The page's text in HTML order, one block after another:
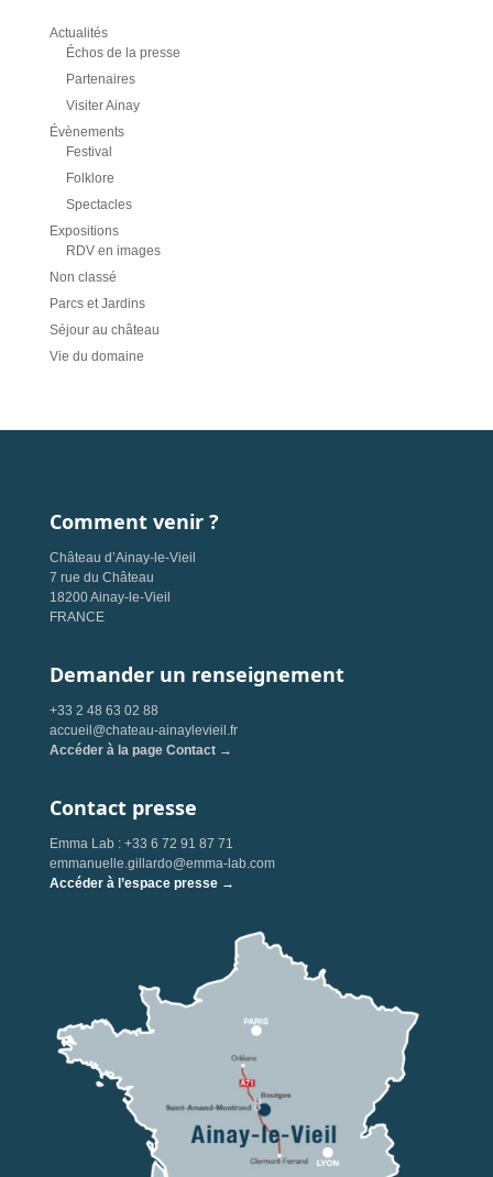
Actualités
Échos de la presse
Partenaires
Visiter Ainay
Évènements
Festival
Folklore
Spectacles
Expositions
RDV en images
Non classé
Parcs et Jardins
Séjour au château
Vie du domaine
Comment venir ?
Château d’Ainay-le-Vieil
7 rue du Château
18200 Ainay-le-Vieil
FRANCE
Demander un renseignement
+33 2 48 63 02 88
accueil@chateau-ainaylevieil.fr
Accéder à la page Contact →
Contact presse
Emma Lab : +33 6 72 91 87 71
emmanuelle.gillardo@emma-lab.com
Accéder à l’espace presse →